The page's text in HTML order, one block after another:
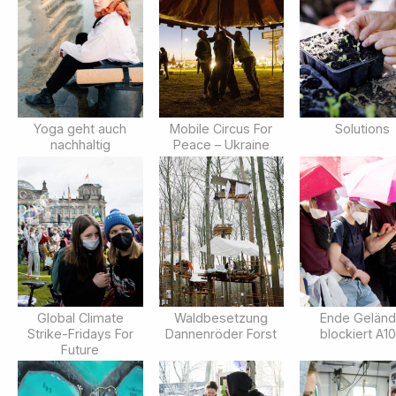
Yoga geht auch
nachhaltig
Mobile Circus For
Peace – Ukraine
Solutions
Global Climate
Strike-Fridays For
Future
Waldbesetzung
Dannenröder Forst
Ende
blockiert